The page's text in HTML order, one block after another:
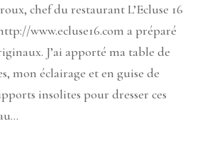
chef du restaurant L’Ecluse 16
www.ecluse16.com a préparé
J’ai apporté ma table de
mon éclairage et en guise de
insolites pour dresser ces